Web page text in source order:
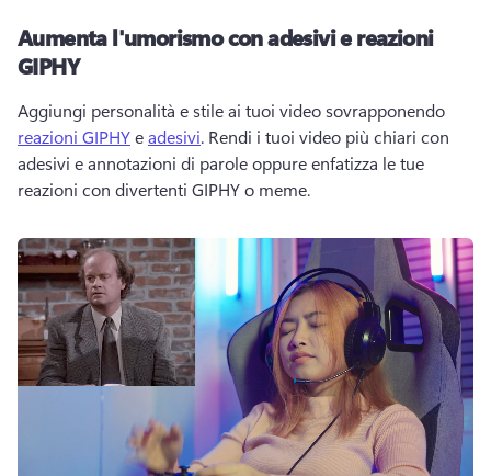
Aumenta l'umorismo con adesivi e reazioni
GIPHY
Aggiungi personalità e stile ai tuoi video sovrapponendo
reazioni GIPHY e adesivi. Rendi i tuoi video più chiari con
adesivi e annotazioni di parole oppure enfatizza le tue
reazioni con divertenti GIPHY o meme.